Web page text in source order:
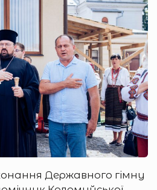
Державного гімну